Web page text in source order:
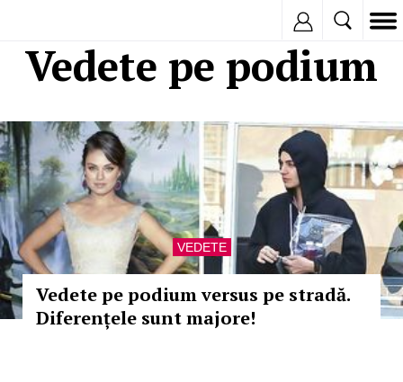
Vedete pe podium
VEDETE
Vedete pe podium versus pe stradă.
Diferențele sunt majore!